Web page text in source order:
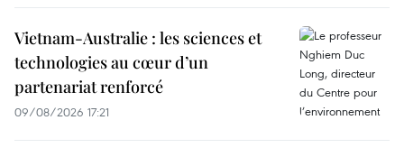
Vietnam-Australie : les sciences et
technologies au cœur d’un
partenariat renforcé
09/08/2026 17:21